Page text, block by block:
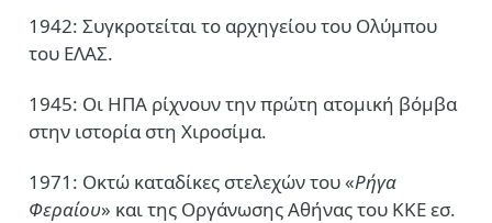
1942: Συγκροτείται το αρχηγείου του Ολύμπου
του ΕΛΑΣ.
1945: Οι ΗΠΑ ρίχνουν την πρώτη ατομική βόμβα
στην ιστορία στη Χιροσίμα.
1971: Οκτώ καταδίκες στελεχών του «Ρήγα
Φεραίου» και της Οργάνωσης Αθήνας του ΚΚΕ εσ.